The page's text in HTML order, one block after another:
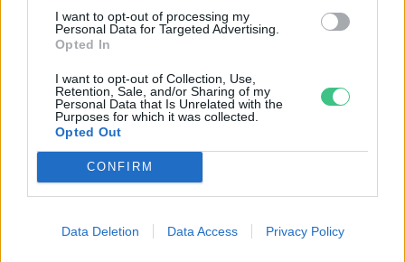
I want to opt-out of processing my
Personal Data for Targeted Advertising.
Opted In
I want to opt-out of Collection, Use,
Retention, Sale, and/or Sharing of my
Personal Data that Is Unrelated with the
Purposes for which it was collected.
Opted Out
CONFIRM
Data Deletion Data Access Privacy Policy
SZEMLE